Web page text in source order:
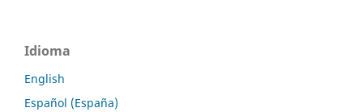
Idioma
English
Español (España)